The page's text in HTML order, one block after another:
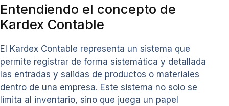
Entendiendo el concepto de
Kardex Contable
El Kardex Contable representa un sistema que
permite registrar de forma sistemática y detallada
las entradas y salidas de productos o materiales
dentro de una empresa. Este sistema no solo se
limita al inventario, sino que juega un papel